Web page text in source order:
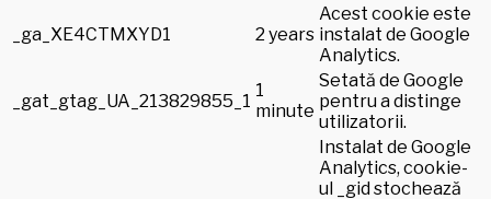
_ga_XE4CTMXYD1 2 years
Acest cookie este
instalat de Google
Analytics.
_gat_gtag_UA_213829855_1
1
minute
Setată de Google
pentru a distinge
utilizatorii.
Instalat de Google
Analytics, cookie-
ul _gid stochează